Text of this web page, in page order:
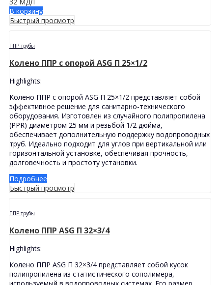
В корзину
Быстрый просмотр
ППР трубы
Колено ППР с опорой ASG П 25×1/2
Highlights:
Колено ППР с опорой ASG П 25×1/2 представляет собой
эффективное решение для санитарно-технического
оборудования. Изготовлен из случайного полипропилена
(PPR) диаметром 25 мм и резьбой 1/2 дюйма,
обеспечивает дополнительную поддержку водопроводных
труб. Идеально подходит для углов при вертикальной или
горизонтальной установке, обеспечивая прочность,
долговечность и простоту установки.
Подробнее
Быстрый просмотр
ППР трубы
Колено ППР ASG П 32×3/4
Highlights:
Колено ППР ASG П 32×3/4 представляет собой кусок
полипропилена из статистического сополимера,